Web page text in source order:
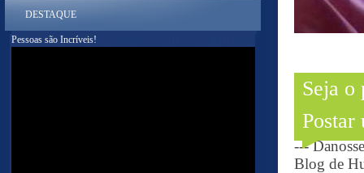
Seja o
Postar
---
Blog de
DESTAQUE
Pessoas são Incríveis!